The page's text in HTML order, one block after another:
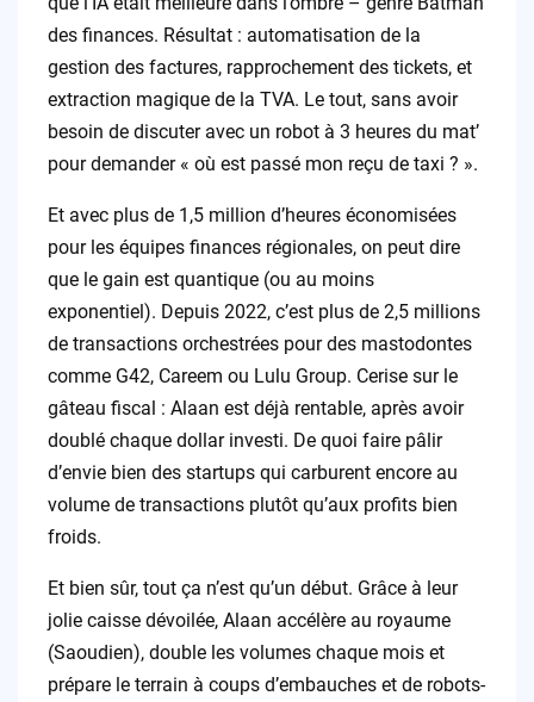
des finances. Résultat : automatisation de la
gestion des factures, rapprochement des tickets, et
extraction magique de la TVA. Le tout, sans avoir
besoin de discuter avec un robot à 3 heures du mat’
pour demander « où est passé mon reçu de taxi ? ».
Et avec plus de 1,5 million d’heures économisées
pour les équipes finances régionales, on peut dire
que le gain est quantique (ou au moins
exponentiel). Depuis 2022, c’est plus de 2,5 millions
de transactions orchestrées pour des mastodontes
comme G42, Careem ou Lulu Group. Cerise sur le
gâteau fiscal : Alaan est déjà rentable, après avoir
doublé chaque dollar investi. De quoi faire pâlir
d’envie bien des startups qui carburent encore au
volume de transactions plutôt qu’aux profits bien
froids.
Et bien sûr, tout ça n’est qu’un début. Grâce à leur
jolie caisse dévoilée, Alaan accélère au royaume
(Saoudien), double les volumes chaque mois et
prépare le terrain à coups d’embauches et de robots-